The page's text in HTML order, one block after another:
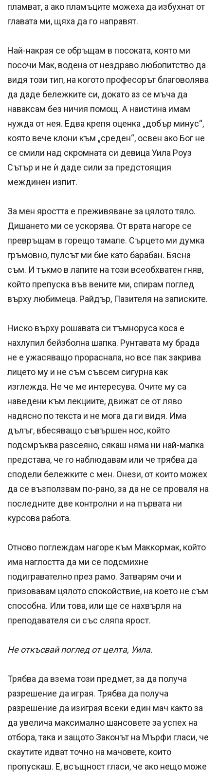
пламват, а ако пламъците можеха да избухнат от
главата ми, щяха да го направят.
Най-накрая се обръщам в посоката, която ми
посочи Мак, водена от нездраво любопитство да
видя този тип, на когото професорът благоволява
да даде бележките си, докато аз се мъча да
наваксам без ничия помощ. А наистина имам
нужда от нея. Едва крепя оценка „добър минус“,
която вече клони към „среден“, освен ако Бог не
се смили над скромната си девица Уила Роуз
Сътър и не ѝ даде сили за предстоящия
междинен изпит.
За мен яростта е преживяване за цялото тяло.
Дишането ми се ускорява. От врата нагоре се
превръщам в горещо тамале. Сърцето ми думка
гръмовно, пулсът ми бие като барабан. Бясна
съм. И тъкмо в лапите на този всеобхватен гняв,
който препуска във вените ми, спирам поглед
върху любимеца. Райдър, Пазителя на записките.
Ниско върху рошавата си тъмноруса коса е
нахлупил бейзболна шапка. Рунтавата му брада
не е ужасяващо прораснала, но все пак закрива
лицето му и не съм съвсем сигурна как
изглежда. Не че ме интересува. Очите му са
наведени към лекциите, движат се от ляво
надясно по текста и не мога да ги видя. Има
дълъг, вбесяващо съвършен нос, който
подсмръква разсеяно, сякаш няма ни най-малка
представа, че го наблюдавам или че трябва да
сподели бележките с мен. Онези, от които можех
да се възползвам по-рано, за да не се проваля на
последните две контролни и на първата ни
курсова работа.
Отново поглеждам нагоре към Маккормак, който
има наглостта да ми се подсмихне
подигравателно през рамо. Затварям очи и
призовавам цялото спокойствие, на което не съм
способна. Или това, или ще се нахвърля на
преподавателя си със сляпа ярост.
Не откъсвай поглед от целта, Уила.
Трябва да взема този предмет, за да получа
разрешение да играя. Трябва да получа
разрешение да изиграя всеки един мач както за
да увелича максимално шансовете за успех на
отбора, така и защото Законът на Мърфи гласи, че
скаутите идват точно на мачовете, които
пропускаш. Е, всъщност гласи, че ако нещо може